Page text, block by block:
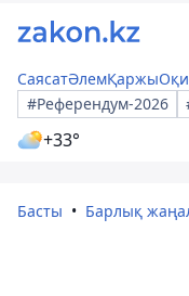
СаясатӘлемҚаржы
#Референдум-2026
+33°
Басты Барлық